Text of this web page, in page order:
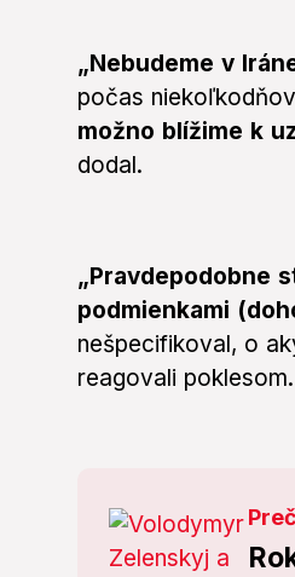
„Nebudeme v
počas
možno blížime k
dodal.
„Pravdepodobne
podmienkami
nešpecifikoval, o
reagovali poklesom.